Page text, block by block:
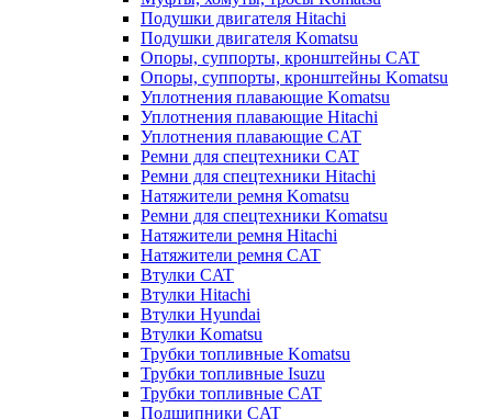
Подушки двигателя Hitachi
Подушки двигателя Komatsu
Опоры, суппорты, кронштейны CAT
Опоры, суппорты, кронштейны Komatsu
Уплотнения плавающие Komatsu
Уплотнения плавающие Hitachi
Уплотнения плавающие CAT
Ремни для спецтехники CAT
Ремни для спецтехники Hitachi
Натяжители ремня Komatsu
Ремни для спецтехники Komatsu
Натяжители ремня Hitachi
Натяжители ремня CAT
Втулки CAT
Втулки Hitachi
Втулки Hyundai
Втулки Komatsu
Трубки топливные Komatsu
Трубки топливные Isuzu
Трубки топливные CAT
Подшипники CAT